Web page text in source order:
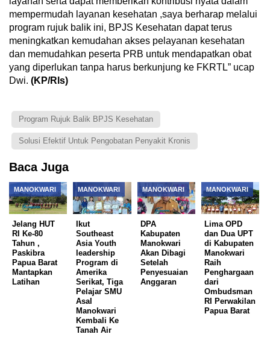
mempermudah layanan kesehatan ,saya berharap melalui
program rujuk balik ini, BPJS Kesehatan dapat terus
meningkatkan kemudahan akses pelayanan kesehatan
dan memudahkan peserta PRB untuk mendapatkan obat
yang diperlukan tanpa harus berkunjung ke FKRTL” ucap
Dwi. (KP/Rls)
Program Rujuk Balik BPJS Kesehatan
Solusi Efektif Untuk Pengobatan Penyakit Kronis
Baca Juga
MANOKWARI
Jelang HUT
RI Ke-80
Tahun ,
Paskibra
Papua Barat
Mantapkan
Latihan
MANOKWARI
Ikut
Southeast
Asia Youth
leadership
Program di
Amerika
Serikat, Tiga
Pelajar SMU
Asal
Manokwari
Kembali Ke
Tanah Air
MANOKWARI
DPA
Kabupaten
Manokwari
Akan Dibagi
Setelah
Penyesuaian
Anggaran
MANOKWARI
Lima OPD
dan Dua UPT
di Kabupaten
Manokwari
Raih
Penghargaan
dari
Ombudsman
RI Perwakilan
Papua Barat